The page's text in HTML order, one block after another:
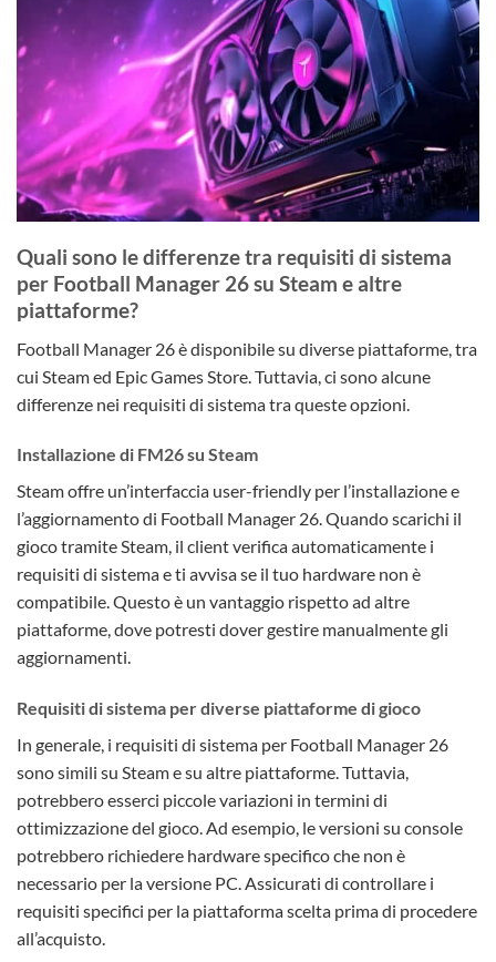
Quali sono le differenze tra requisiti di sistema
per Football Manager 26 su Steam e altre
piattaforme?
Football Manager 26 è disponibile su diverse piattaforme, tra
cui Steam ed Epic Games Store. Tuttavia, ci sono alcune
differenze nei requisiti di sistema tra queste opzioni.
Installazione di FM26 su Steam
Steam offre un’interfaccia user-friendly per l’installazione e
l’aggiornamento di Football Manager 26. Quando scarichi il
gioco tramite Steam, il client verifica automaticamente i
requisiti di sistema e ti avvisa se il tuo hardware non è
compatibile. Questo è un vantaggio rispetto ad altre
piattaforme, dove potresti dover gestire manualmente gli
aggiornamenti.
Requisiti di sistema per diverse piattaforme di gioco
In generale, i requisiti di sistema per Football Manager 26
sono simili su Steam e su altre piattaforme. Tuttavia,
potrebbero esserci piccole variazioni in termini di
ottimizzazione del gioco. Ad esempio, le versioni su console
potrebbero richiedere hardware specifico che non è
necessario per la versione PC. Assicurati di controllare i
requisiti specifici per la piattaforma scelta prima di procedere
all’acquisto.